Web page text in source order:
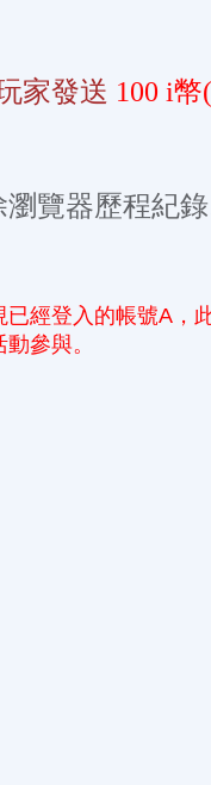
家發送 100 i幣
覽器歷程紀
經登入的帳號A，
參與。